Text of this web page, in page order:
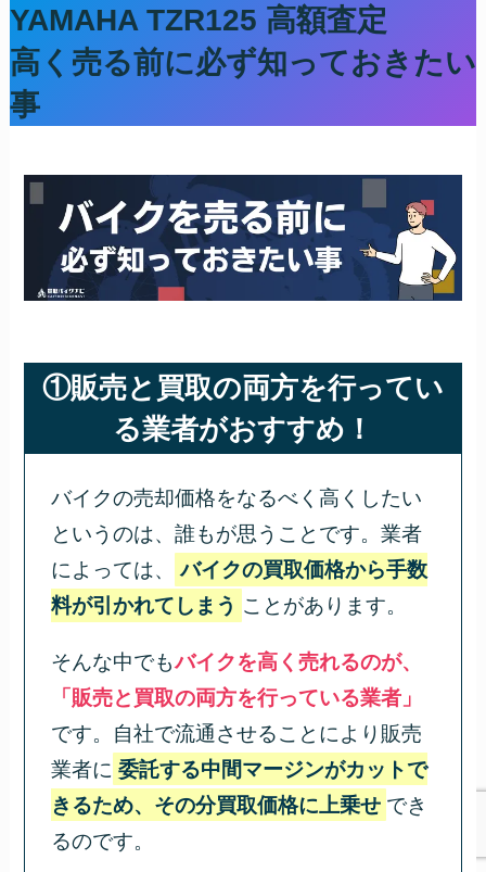
YAMAHA TZR125 高額査定
高く売る前に必ず知っておきたい
事
①販売と買取の両方を行ってい
る業者がおすすめ！
バイクの売却価格をなるべく高くしたい
というのは、誰もが思うことです。業者
によっては、
バイクの買取価格から手数
料が引かれてしまう ことがあります。
そんな中でもバイクを高く売れるのが、
「販売と買取の両方を行っている業者」
です。自社で流通させることにより販売
業者に 委託する中間マージンがカットで
きるため、その分買取価格に上乗せ でき
るのです。